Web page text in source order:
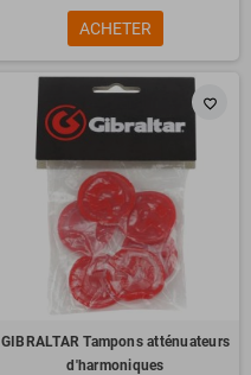
ACHETER
favorite_border
GIBRALTAR Tampons atténuateurs
d'harmoniques